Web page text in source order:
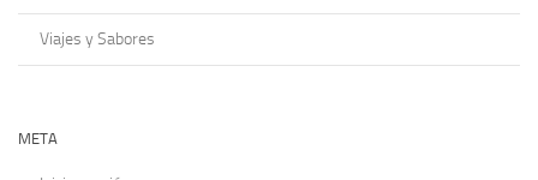
Viajes y Sabores
META